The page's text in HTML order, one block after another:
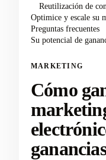
Reutilización de
Optimice y escale su
Preguntas frecuentes
Su potencial de
MARKETING
Cómo
ganancias